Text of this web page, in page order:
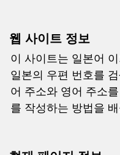
웹 사이트 정보
이 사이트는 일본어
일본의 우편 번호를
어 주소와 영어 주소
를 작성하는 방법을